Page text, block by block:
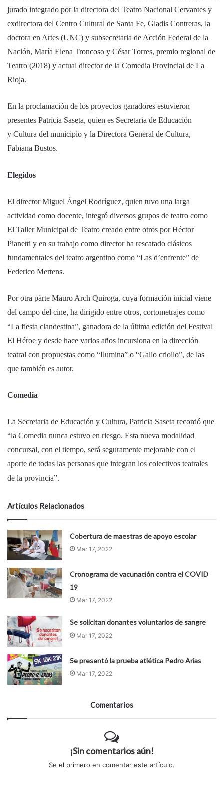
jurado integrado por la directora del Teatro Nacional Cervantes y
exdirectora del Centro Cultural de Santa Fe, Gladis Contreras, la
doctora en Artes (UNC) y subsecretaria de Acción Federal de la
Nación, María Elena Troncoso y César Torres, premio regional de
Teatro (2018) y actual director de la Comedia Provincial de La
Rioja.
En la proclamación de los proyectos ganadores estuvieron
presentes Patricia Saseta, quien es Secretaria de Educación
y Cultura del municipio y la Directora General de Cultura,
Fabiana Bustos.
Elegidos
El director Miguel Ángel Rodríguez, quien tuvo una larga
actividad como docente, integró diversos grupos de teatro como
El Taller Municipal de Teatro creado entre otros por Héctor
Pianetti y en su trabajo como director ha rescatado clásicos
fundamentales del teatro argentino como “Las d’enfrente” de
Federico Mertens.
Por otra pàrte Mauro Arch Quiroga, cuya formación inicial viene
del campo del cine, ha dirigido entre otros, cortometrajes como
“La fiesta clandestina”, ganadora de la última edición del Festival
El Héroe y desde hace varios años incursiona en la dirección
teatral con propuestas como “Ilumina” o “Gallo criollo”, de las
que también es autor.
Comedia
La Secretaria de Educación y Cultura, Patricia Saseta recordó que
“la Comedia nunca estuvo en riesgo. Esta nueva modalidad
concursal, con el tiempo, será seguramente mejorable con el
aporte de todas las personas que integran los colectivos teatrales
de la provincia”.
Artículos Relacionados
Cobertura de maestras de apoyo escolar
Mar 17, 2022
Cronograma de vacunación contra el COVID
19
Mar 17, 2022
Se solicitan donantes voluntarios de sangre
Mar 17, 2022
Se presentó la prueba atlética Pedro Arias
Mar 17, 2022
Comentarios
¡Sin comentarios aún!
Se el primero en comentar este artículo.